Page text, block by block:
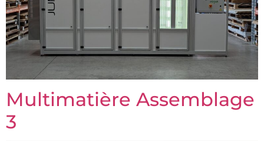
Multimatière Assemblage
3